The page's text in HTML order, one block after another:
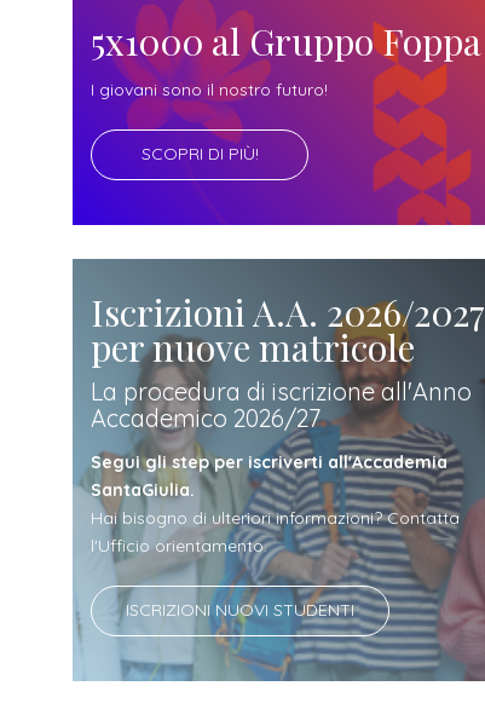
futuro
studente
genitore
di uno
studente
studente
iscritto
docente
referente
5x1000 al Gruppo Foppa
I giovani sono il nostro futuro!
SCOPRI DI PIÙ!
Iscrizioni A.A. 2026/2027
per nuove matricole
La procedura di iscrizione all'Anno
Accademico 2026/27
Segui gli step per iscriverti all'Accademia
SantaGiulia.
Hai bisogno di ulteriori informazioni? Contatta
l'Ufficio orientamento.
ISCRIZIONI NUOVI STUDENTI